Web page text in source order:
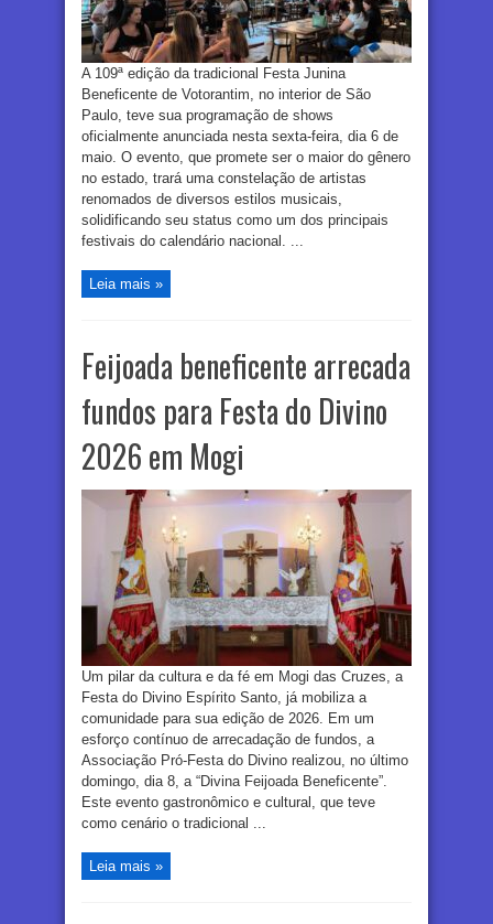
A 109ª edição da tradicional Festa Junina
Beneficente de Votorantim, no interior de São
Paulo, teve sua programação de shows
oficialmente anunciada nesta sexta-feira, dia 6 de
maio. O evento, que promete ser o maior do gênero
no estado, trará uma constelação de artistas
renomados de diversos estilos musicais,
solidificando seu status como um dos principais
festivais do calendário nacional. ...
Leia mais »
Feijoada beneficente arrecada
fundos para Festa do Divino
2026 em Mogi
Um pilar da cultura e da fé em Mogi das Cruzes, a
Festa do Divino Espírito Santo, já mobiliza a
comunidade para sua edição de 2026. Em um
esforço contínuo de arrecadação de fundos, a
Associação Pró-Festa do Divino realizou, no último
domingo, dia 8, a “Divina Feijoada Beneficente”.
Este evento gastronômico e cultural, que teve
como cenário o tradicional ...
Leia mais »